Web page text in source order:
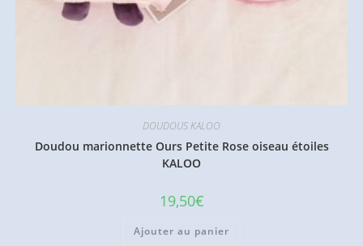
DOUDOUS KALOO
Doudou marionnette Ours Petite Rose oiseau étoiles
KALOO
19,50€
Ajouter au panier